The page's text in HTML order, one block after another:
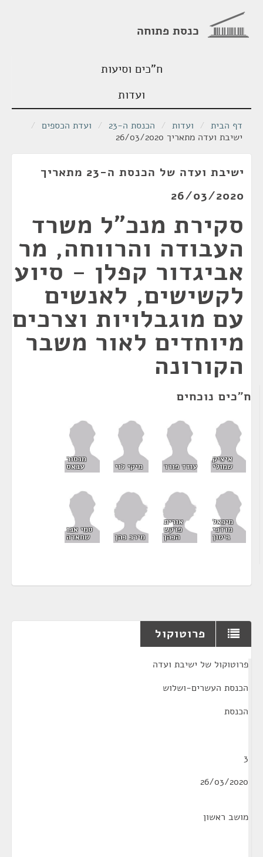
כנסת פתוחה
ח"כים וסיעות
ועדות
דף הבית / ועדות / הכנסת ה-23 / ועדת הכספים /
ישיבת ועדה מתאריך 26/03/2020
ישיבת ועדה של הכנסת ה-23 מתאריך
26/03/2020
סקירת מנכ"ל משרד
העבודה והרווחה, מר
אביגדור קפלן - סיוע
לקשישים, לאנשים
עם מוגבלויות וצרכים
מיוחדים לאור משבר
הקורונה
ח"כים נוכחים
איציק
שמולי עודד פורר מיקי לוי
מנסור
עבאס
מיכאל
מרדכי
ביטון
אורית
פרקש
הכהן מירב כהן
סמי אבו
שחאדה
פרוטוקול
פרוטוקול של ישיבת ועדה
הכנסת העשרים-ושלוש
הכנסת
3
26/03/2020
מושב ראשון